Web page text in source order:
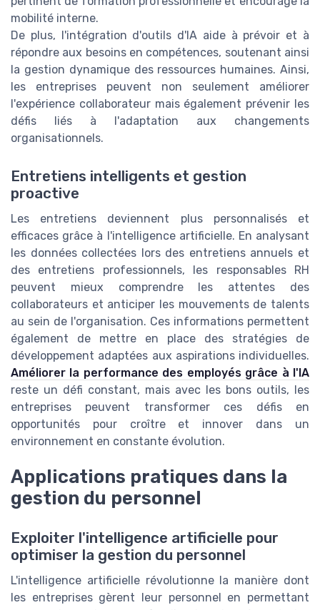
mobilité interne.
De plus, l'intégration d'outils d'IA aide à prévoir et à
répondre aux besoins en compétences, soutenant ainsi
la gestion dynamique des ressources humaines. Ainsi,
les entreprises peuvent non seulement améliorer
l'expérience collaborateur mais également prévenir les
défis liés à l'adaptation aux changements
organisationnels.
Entretiens intelligents et gestion
proactive
Les entretiens deviennent plus personnalisés et
efficaces grâce à l'intelligence artificielle. En analysant
les données collectées lors des entretiens annuels et
des entretiens professionnels, les responsables RH
peuvent mieux comprendre les attentes des
collaborateurs et anticiper les mouvements de talents
au sein de l'organisation. Ces informations permettent
également de mettre en place des stratégies de
développement adaptées aux aspirations individuelles.
Améliorer la performance des employés grâce à l'IA
reste un défi constant, mais avec les bons outils, les
entreprises peuvent transformer ces défis en
opportunités pour croître et innover dans un
environnement en constante évolution.
Applications pratiques dans la
gestion du personnel
Exploiter l'intelligence artificielle pour
optimiser la gestion du personnel
L'intelligence artificielle révolutionne la manière dont
les entreprises gèrent leur personnel en permettant